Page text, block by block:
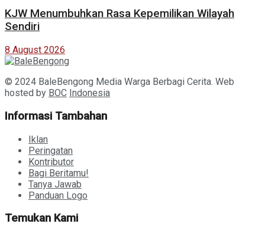
KJW Menumbuhkan Rasa Kepemilikan Wilayah
Sendiri
8 August 2026
© 2024 BaleBengong Media Warga Berbagi Cerita. Web
hosted by BOC Indonesia
Informasi Tambahan
Iklan
Peringatan
Kontributor
Bagi Beritamu!
Tanya Jawab
Panduan Logo
Temukan Kami